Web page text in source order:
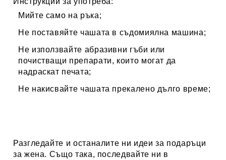
Мийте само на ръка;
Не поставяйте чашата в съдомиялна машина;
Не използвайте абразивни гъби или
почистващи препарати, които могат да
надраскат печата;
Не накисвайте чашата прекалено дълго време;
Разгледайте и останалите ни идеи за подаръци
за жена. Също така, последвайте ни в